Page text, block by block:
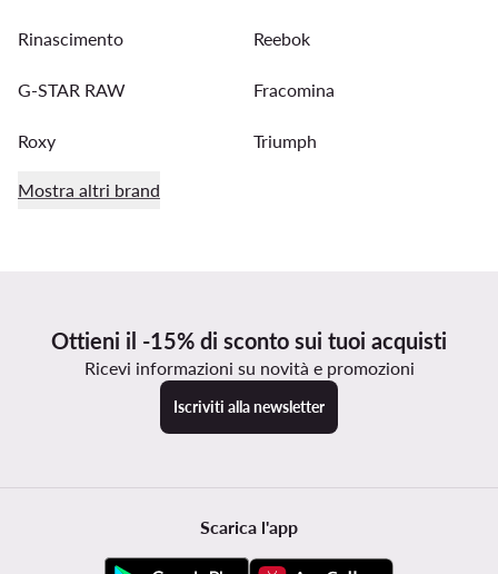
Rinascimento Reebok
G-STAR RAW Fracomina
Roxy Triumph
Mostra altri brand
Ottieni il -15% di sconto sui tuoi acquisti
Ricevi informazioni su novità e promozioni
Iscriviti alla newsletter
Scarica l'app